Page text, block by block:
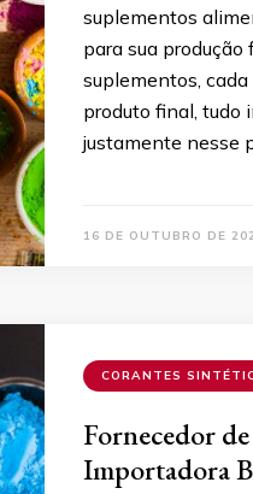
suplementos
para sua
suplementos,
produto final, tudo
justamente nesse
16 DE OUTUBRO DE
CORANTES
Fornecedor
Importadora